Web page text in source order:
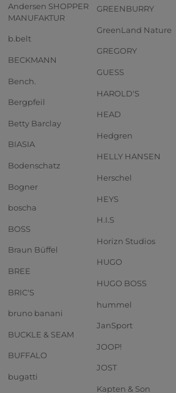
Andersen SHOPPER
MANUFAKTUR
b.belt
BECKMANN
Bench.
Bergpfeil
Betty Barclay
BIASIA
Bodenschatz
Bogner
boscha
BOSS
Braun Büffel
BREE
BRIC'S
bruno banani
BUCKLE & SEAM
BUFFALO
bugatti
GREENBURRY
GreenLand Nature
GREGORY
GUESS
HAROLD'S
HEAD
Hedgren
HELLY HANSEN
Herschel
HEYS
H.I.S
Horizn Studios
HUGO
HUGO BOSS
hummel
JanSport
JOOP!
JOST
Kapten & Son